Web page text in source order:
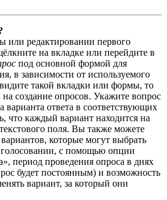
или редактировании первого
на вкладке или перейдите в
под основной формой для
в зависимости от используемого
такой вкладки или формы, то
создание опросов. Укажите вопрос
ответа в соответствующих
что каждый вариант находится на
поля. Вы также можете
вариантов, которые могут выбрать
голосовании, с помощью опции
период проведения опроса в днях
будет постоянным) и возможность
вариант, за который они